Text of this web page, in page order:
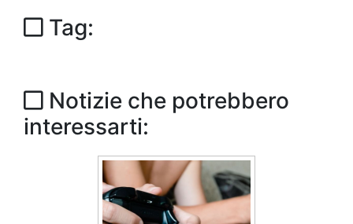
Tag:
Notizie che potrebbero
interessarti: